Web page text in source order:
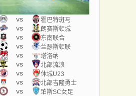
vs 霍巴特斑马
vs 朗赛斯顿城
vs 东南联合
vs 兰瑟斯顿联
vs 塔洛纳
vs 北部流浪
vs 休城U23
vs 北部吉隆勇士
vs 珀斯SC女足